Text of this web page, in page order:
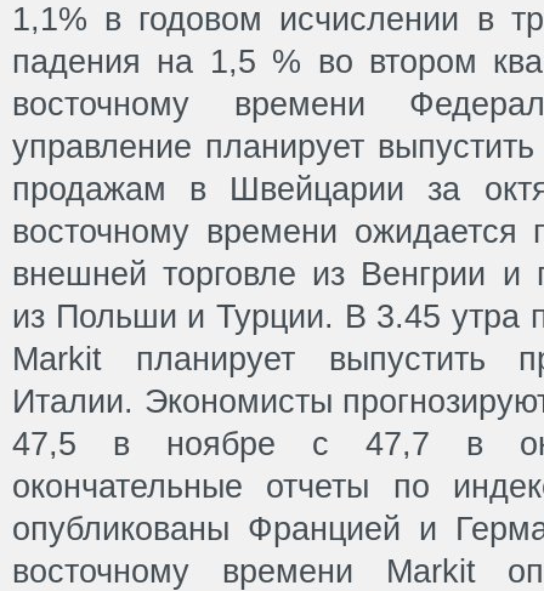
1,1% в годовом исчислении в
падения на 1,5 % во втором
восточному времени
управление планирует
продажам в Швейцарии за
восточному времени ожидается
внешней торговле из Венгрии и
из Польши и Турции. В 3.45 утра
Markit планирует выпустить
Италии. Экономисты
47,5 в ноябре с 47,7 в
окончательные отчеты по
опубликованы Францией и
восточному времени Markit